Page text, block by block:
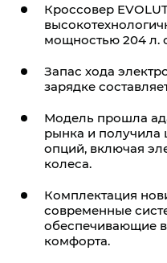
Кроссовер
мощностью 204 л.
Запас хода
зарядке
Модель прошла
рынка и
опций, включая
колеса.
Комплектация
современные
обеспечивающие
комфорта.